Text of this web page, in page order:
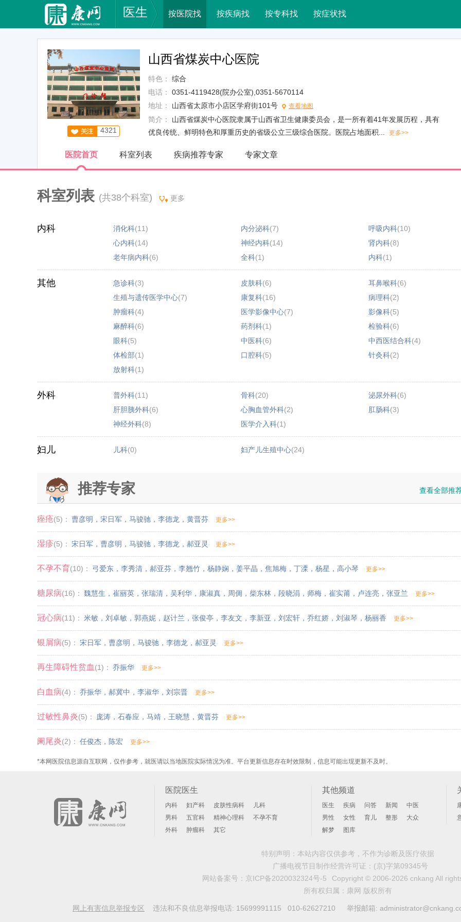
医生 按医院找 按疾病找 按专科找 按症状找
4321
山西省煤炭中心医院
特色： 综合
电话： 0351-4119428(院办公室),0351-5670114
地址： 山西省太原市小店区学府街101号 查看地图
简介： 山西省煤炭中心医院隶属于山西省卫生健康委员会，是一所有着41年发展历程，具有
优良传统、鲜明特色和厚重历史的省级公立三级综合医院。医院占地面积... 更多>>
医院首页 科室列表 疾病推荐专家 专家文章
科室列表 (共38个科室) 更多
内科 消化科(11) 内分泌科(7) 呼吸内科(10)
心内科(14) 神经内科(14) 肾内科(8)
老年病内科(6) 全科(1) 内科(1)
其他 急诊科(3) 皮肤科(6) 耳鼻喉科(6)
生殖与遗传医学中心(7) 康复科(16) 病理科(2)
肿瘤科(4) 医学影像中心(7) 影像科(5)
麻醉科(6) 药剂科(1) 检验科(6)
眼科(5) 中医科(6) 中西医结合科(4)
体检部(1) 口腔科(5) 针灸科(2)
放射科(1)
外科 普外科(11) 骨科(20) 泌尿外科(6)
肝胆胰外科(6) 心胸血管外科(2) 肛肠科(3)
神经外科(8) 医学介入科(1)
妇儿 儿科(0) 妇产儿生殖中心(24)
推荐专家 查看全部推
痤疮(5)： 曹彦明 ， 宋日军 ， 马骏驰 ， 李德龙 ， 黄晋芬 更多>>
湿疹(5)： 宋日军 ， 曹彦明 ， 马骏驰 ， 李德龙 ， 郝亚灵 更多>>
不孕不育(10)： 弓爱东 ， 李秀清 ， 郝亚芬 ， 李翘竹 ， 杨静娴 ， 姜平晶 ， 焦旭梅 ， 丁溧 ， 杨星 ， 高小琴 更多>>
糖尿病(16)： 魏慧生 ， 崔丽英 ， 张瑞清 ， 吴利华 ， 康淑真 ， 周倜 ， 柴东林 ， 段晓涓 ， 师梅 ， 崔实莆 ， 卢连亮 ， 张亚兰 更多>>
冠心病(11)： 米敏 ， 刘卓敏 ， 郭燕妮 ， 赵计兰 ， 张俊亭 ， 李友文 ， 李新亚 ， 刘宏轩 ， 乔红娇 ， 刘淑琴 ， 杨丽香 更多>>
银屑病(5)： 宋日军 ， 曹彦明 ， 马骏驰 ， 李德龙 ， 郝亚灵 更多>>
再生障碍性贫血 (1)： 乔振华 更多>>
白血病(4)： 乔振华 ， 郝冀中 ， 李淑华 ， 刘宗晋 更多>>
过敏性鼻炎(5)： 庞涛 ， 石春应 ， 马靖 ， 王晓慧 ， 黄晋芬 更多>>
阑尾炎(2)： 任俊杰 ， 陈宏 更多>>
*本网医院信息源自互联网，仅作参考，就医请以当地医院实际情况为准。平台更新信息存在时效限制，信息可能出现更新不及时。
医院医生
内科 妇产科 皮肤性病科
儿科
男科
五官科 精神心理科
不孕不育
外科
肿瘤科 其它
其他频道
医生 疾病 问答 新闻
中医
男性
女性 育儿 整形
大众
解梦
图库
特别声明：本站内容仅供参考，不作为诊断及医疗依据
广播电视节目制作经营许可证： (京)字第09345号
网站备案号： 京ICP备2020032324号-5
Copyright © 2006-2026 cnkang All
所有权归属：康网 版权所有
网上有害信息举报专区 违法和不良信息举报电话: 15699991115 010-62627210 举报邮箱: